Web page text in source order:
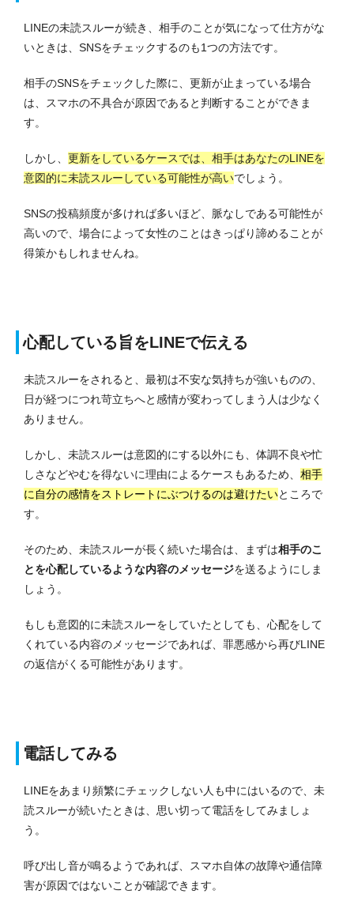
LINEの未読スルーが続き、相手のことが気になって仕方がな
いときは、SNSをチェックするのも1つの方法です。
相手のSNSをチェックした際に、更新が止まっている場合
は、スマホの不具合が原因であると判断することができま
す。
しかし、 更新をしているケースでは、相手はあなたのLINEを
意図的に未読スルーしている可能性が高いでしょう。
SNSの投稿頻度が多ければ多いほど、脈なしである可能性が
高いので、場合によって女性のことはきっぱり諦めることが
得策かもしれませんね。
心配している旨をLINEで伝える
未読スルーをされると、最初は不安な気持ちが強いものの、
日が経つにつれ苛立ちへと感情が変わってしまう人は少なく
ありません。
しかし、未読スルーは意図的にする以外にも、体調不良や忙
しさなどやむを得ないに理由によるケースもあるため、 相手
に自分の感情をストレートにぶつけるのは避けたいところで
す。
そのため、未読スルーが長く続いた場合は、まずは相手のこ
とを心配しているような内容のメッセージを送るようにしま
しょう。
もしも意図的に未読スルーをしていたとしても、心配をして
くれている内容のメッセージであれば、罪悪感から再びLINE
の返信がくる可能性があります。
電話してみる
LINEをあまり頻繁にチェックしない人も中にはいるので、未
読スルーが続いたときは、思い切って電話をしてみましょ
う。
呼び出し音が鳴るようであれば、スマホ自体の故障や通信障
害が原因ではないことが確認できます。